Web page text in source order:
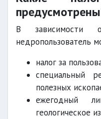
В зависимости
недропользователь
налог за
специальный
полезных
ежегодный
геологическое